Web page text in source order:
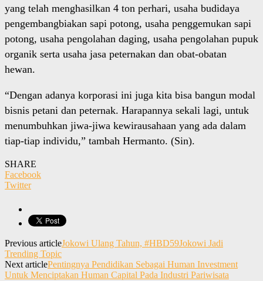
yang telah menghasilkan 4 ton perhari, usaha budidaya
pengembangbiakan sapi potong, usaha penggemukan sapi
potong, usaha pengolahan daging, usaha pengolahan pupuk
organik serta usaha jasa peternakan dan obat-obatan
hewan.
“Dengan adanya korporasi ini juga kita bisa bangun modal
bisnis petani dan peternak. Harapannya sekali lagi, untuk
menumbuhkan jiwa-jiwa kewirausahaan yang ada dalam
tiap-tiap individu,” tambah Hermanto. (Sin).
SHARE
Facebook
Twitter
Previous articleJokowi Ulang Tahun, #HBD59Jokowi Jadi
Trending Topic
Next articlePentingnya Pendidikan Sebagai Human Investment
Untuk Menciptakan Human Capital Pada Industri Pariwisata